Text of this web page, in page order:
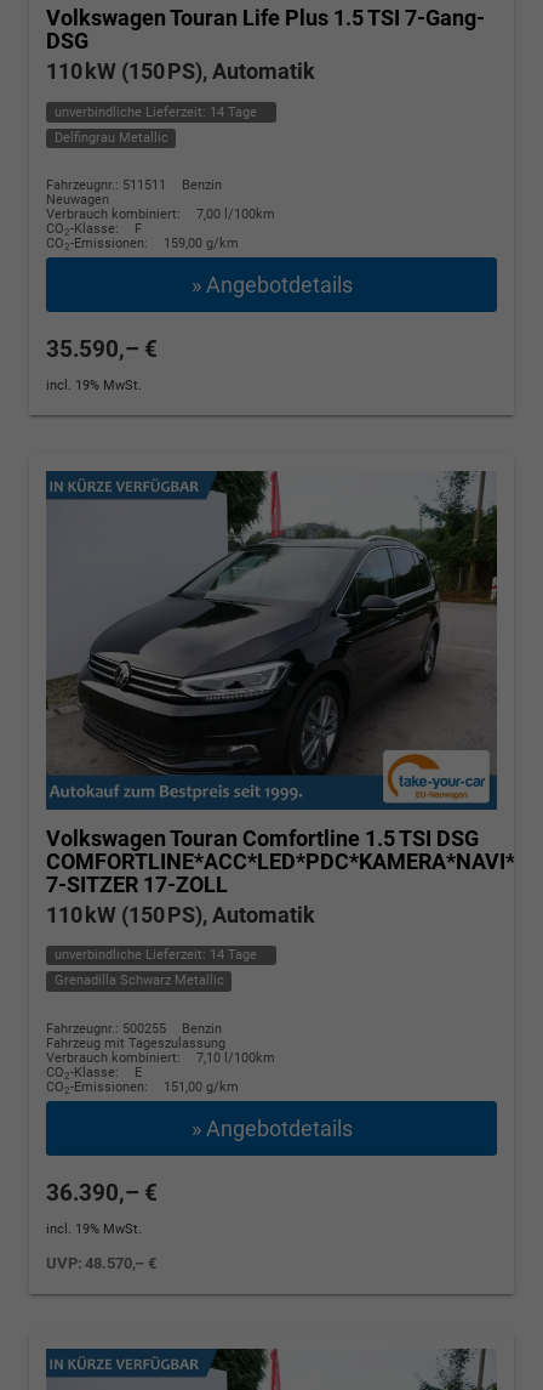
Volkswagen Touran Life Plus 1.5 TSI 7-Gang-
DSG
110 kW (150 PS), Automatik
unverbindliche Lieferzeit: 14 Tage
Delfingrau Metallic
Fahrzeugnr.: 511511
Benzin
Neuwagen
Verbrauch kombiniert:
7,00 l/100km
CO2-Klasse:
F
CO2-Emissionen: 159,00 g/km
» Angebotdetails
35.590,– €
incl. 19% MwSt.
Volkswagen Touran Comfortline 1.5 TSI DSG
7-SITZER 17-ZOLL
110 kW (150 PS), Automatik
unverbindliche Lieferzeit: 14 Tage
Grenadilla Schwarz Metallic
Fahrzeugnr.: 500255
Benzin
Fahrzeug mit Tageszulassung
Verbrauch kombiniert:
7,10 l/100km
CO2-Klasse:
E
CO2-Emissionen: 151,00 g/km
» Angebotdetails
36.390,– €
incl. 19% MwSt.
UVP:48.570,– €